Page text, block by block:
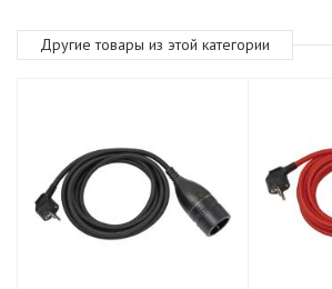
Другие товары из этой категории